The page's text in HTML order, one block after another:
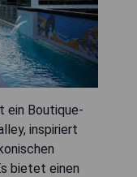
ein Boutique-
inspiriert
bietet einen